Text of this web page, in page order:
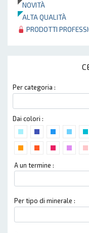
NOVITÀ
ALTA QUALITÀ
PRODOTTI
Per categoria :
Dai colori :
A un termine :
Per tipo di minerale :